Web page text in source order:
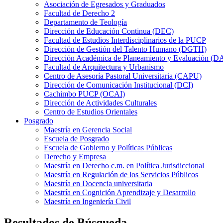
Asociación de Egresados y Graduados
Facultad de Derecho 2
Departamento de Teología
Dirección de Educación Continua (DEC)
Facultad de Estudios Interdisciplinarios de la PUCP
Dirección de Gestión del Talento Humano (DGTH)
Dirección Académica de Planeamiento y Evaluación
Facultad de Arquitectura y Urbanismo
Centro de Asesoría Pastoral Universitaria (CAPU)
Dirección de Comunicación Institucional (DCI)
Cachimbo PUCP (OCAI)
Dirección de Actividades Culturales
Centro de Estudios Orientales
Posgrado
Maestría en Gerencia Social
Escuela de Posgrado
Escuela de Gobierno y Políticas Públicas
Derecho y Empresa
Maestría en Derecho c.m. en Política Jurisdiccional
Maestría en Regulación de los Servicios Públicos
Maestría en Docencia universitaria
Maestría en Cognición Aprendizaje y Desarrollo
Maestría en Ingeniería Civil